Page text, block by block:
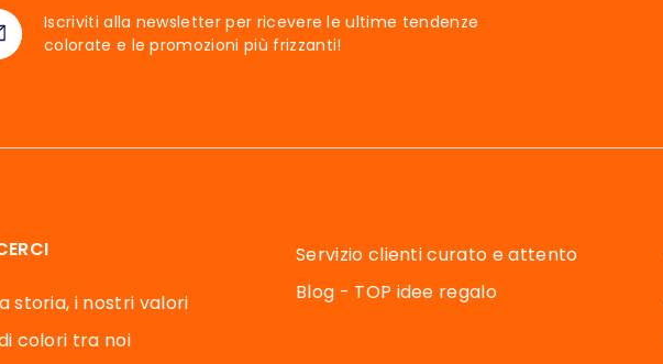
Iscriviti alla newsletter per ricevere le ultime tendenze
colorate e le promozioni più frizzanti!
storia, i nostri valori
colori tra noi
Servizio clienti curato e attento
Blog - TOP idee regalo